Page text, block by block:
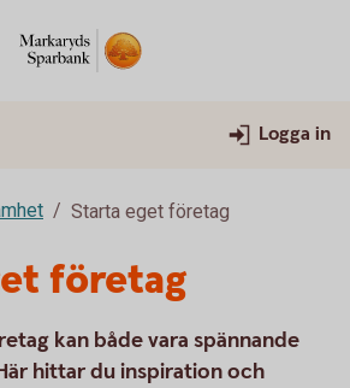
Logga in
Starta eget företag
företag
kan både vara spännande
hittar du inspiration och